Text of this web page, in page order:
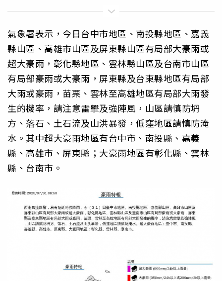
氣象署表示，今日台中市地區、南投縣地區、嘉義
縣山區、高雄市山區及屏東縣山區有局部大豪雨或
超大豪雨，彰化縣地區、雲林縣山區及台南市山區
有局部豪雨或大豪雨，屏東縣及台東縣地區有局部
大雨或豪雨，苗栗、雲林至高雄地區有局部大雨發
生的機率，請注意雷擊及強陣風，山區請慎防坍
方、落石、土石流及山洪暴發，低窪地區請慎防淹
水。其中超大豪雨地區有台中市、南投縣、嘉義
縣、高雄市、屏東縣；大豪雨地區有彰化縣、雲林
縣、台南市。